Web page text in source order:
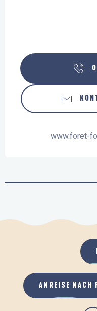
www.foret-
ANREISE NACH